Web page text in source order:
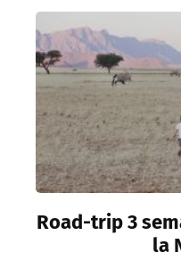
Road-trip 3
la